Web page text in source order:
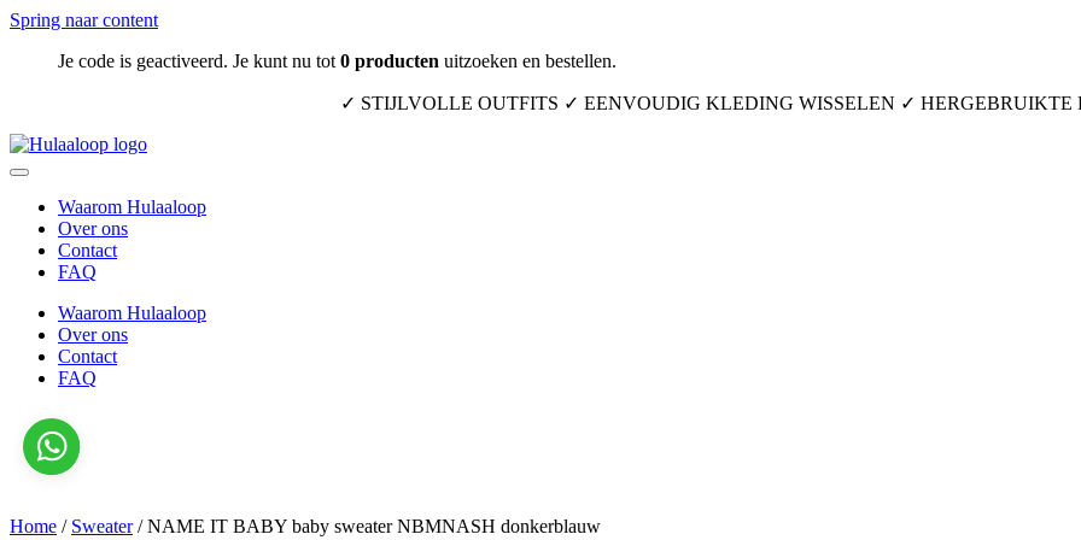
Spring naar content
Je code is geactiveerd. Je kunt nu tot 0 producten uitzoeken en bestellen.
✓ STIJLVOLLE OUTFITS ✓ EENVOUDIG KLEDING WISSELEN ✓
Waarom Hulaaloop
Over ons
Contact
FAQ
Waarom Hulaaloop
Over ons
Contact
FAQ
Home / Sweater/NAME IT BABY baby sweater NBMNASH donkerblauw